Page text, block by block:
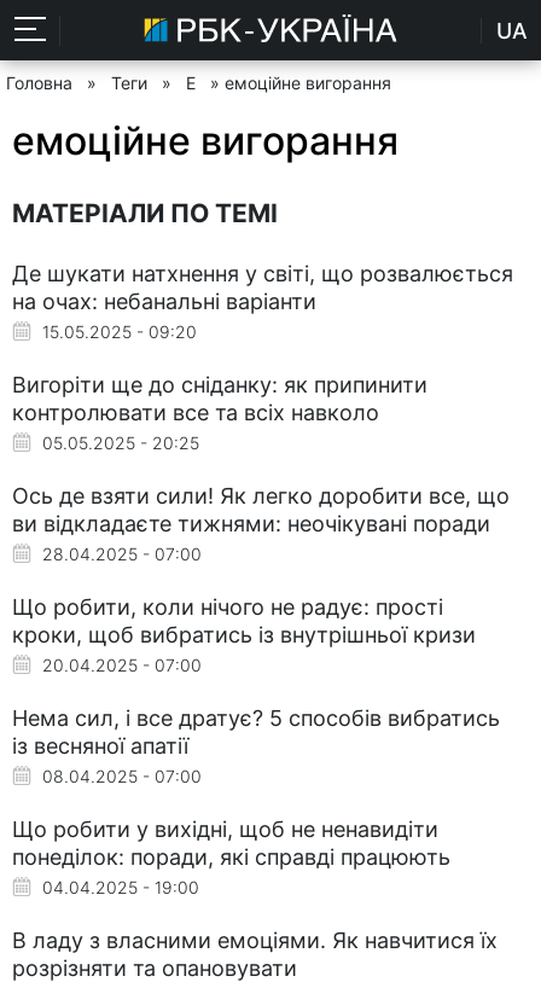
UA
Головна » Теги » Е » емоційне вигорання
емоційне вигорання
МАТЕРІАЛИ ПО ТЕМІ
Де шукати натхнення у світі, що розвалюється
на очах: небанальні варіанти
15.05.2025 - 09:20
Вигоріти ще до сніданку: як припинити
контролювати все та всіх навколо
05.05.2025 - 20:25
Ось де взяти сили! Як легко доробити все, що
ви відкладаєте тижнями: неочікувані поради
28.04.2025 - 07:00
Що робити, коли нічого не радує: прості
кроки, щоб вибратись із внутрішньої кризи
20.04.2025 - 07:00
Нема сил, і все дратує? 5 способів вибратись
із весняної апатії
08.04.2025 - 07:00
Що робити у вихідні, щоб не ненавидіти
понеділок: поради, які справді працюють
04.04.2025 - 19:00
В ладу з власними емоціями. Як навчитися їх
розрізняти та опановувати